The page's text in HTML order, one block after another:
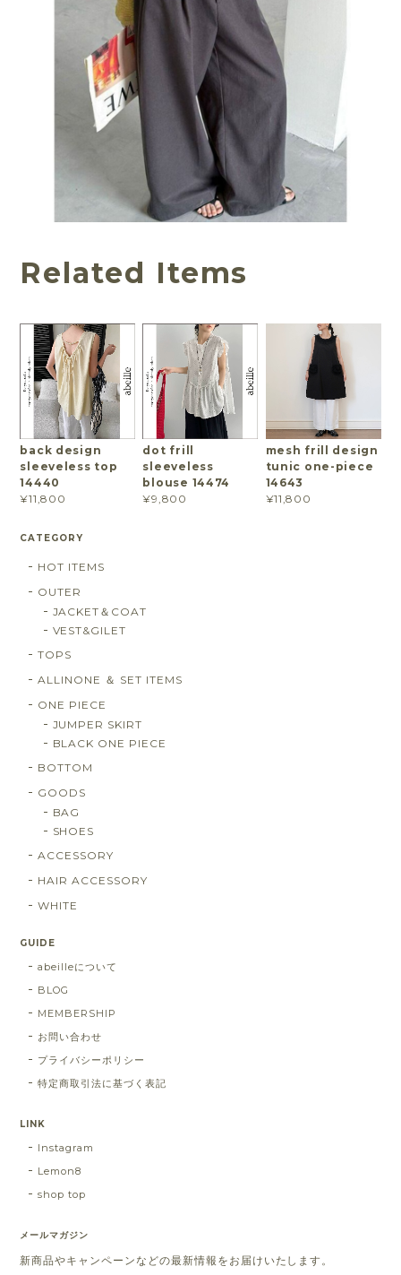
Related Items
back design
sleeveless top
14440
¥11,800
dot frill
sleeveless
blouse 14474
¥9,800
mesh frill design
tunic one-piece
14643
¥11,800
CATEGORY
HOT ITEMS
OUTER
JACKET＆COAT
VEST&GILET
TOPS
ALLINONE ＆ SET ITEMS
ONE PIECE
JUMPER SKIRT
BLACK ONE PIECE
BOTTOM
GOODS
BAG
SHOES
ACCESSORY
HAIR ACCESSORY
WHITE
GUIDE
abeilleについて
BLOG
MEMBERSHIP
お問い合わせ
プライバシーポリシー
特定商取引法に基づく表記
LINK
Instagram
Lemon8
shop top
メールマガジン
新商品やキャンペーンなどの最新情報をお届けいたします。